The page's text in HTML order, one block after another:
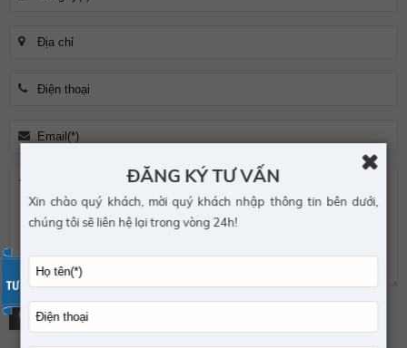
ĐĂNG KÝ TƯ VẤN
Xin chào quý khách, mời quý khách nhập thông tin bên dưới,
chúng tôi sẽ liên hệ lại trong vòng 24h!